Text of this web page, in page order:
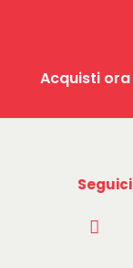
Acquisti
Seguici